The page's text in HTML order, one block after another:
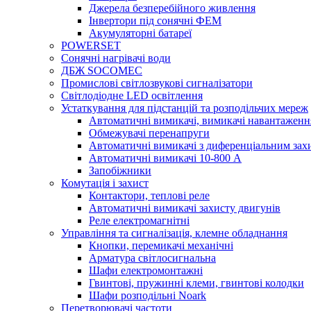
Джерела безперебійного живлення
Інвертори під сонячні ФЕМ
Акумуляторні батареї
POWERSET
Сонячні нагрівачі води
ДБЖ SOCOMEC
Промислові світлозвукові сигналізатори
Світлодіодне LED освітлення
Устаткування для підстанцій та розподільчих мереж
Автоматичні вимикачі, вимикачі
Обмежувачі перенапруги
Автоматичні вимикачі з диференціальним
Автоматичні вимикачі 10-800 А
Запобіжники
Комутація і захист
Контактори, теплові реле
Автоматичні вимикачі захисту двигунів
Реле електромагнітні
Управління та сигналізація, клемне обладнання
Кнопки, перемикачі механічні
Арматура світлосигнальна
Шафи електромонтажні
Гвинтові, пружинні клеми, гвинтові колодки
Шафи розподільні Noark
Перетворювачі частоти